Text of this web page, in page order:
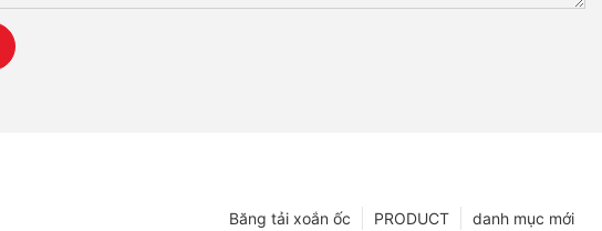
danh mục mới
PRODUCT
Băng tải xoắn ốc